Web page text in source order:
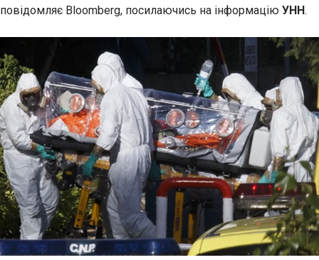
повідомляє Bloomberg, посилаючись на інформацію УНН.